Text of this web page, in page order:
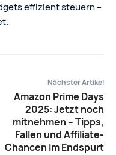
effizient steuern –
Nächster Artikel
Amazon Prime Days
2025: Jetzt noch
mitnehmen – Tipps,
Fallen und Affiliate-
Chancen im Endspurt